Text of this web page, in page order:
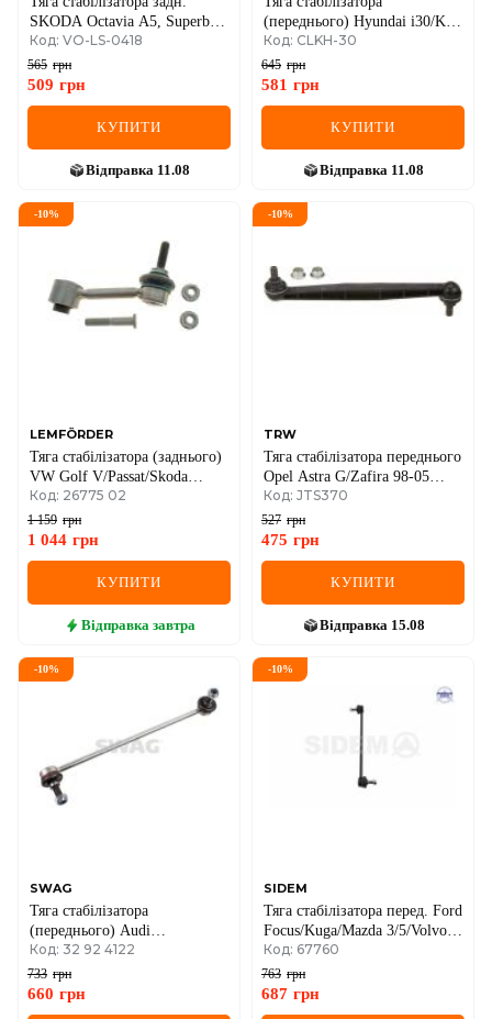
SKODA Octavia A5, Superb /
WV Golf V-VI, Passat 05-,
Tiguan
Код: VO-LS-0418
565 грн
509 грн
КУПИТИ
Відправка 11.08
(переднього) Hyundai i30/Kia
Cee'D 06-12
Код: CLKH-30
645 грн
581 грн
КУПИТИ
Відправка 11.08
-10%
LEMFÖRDER
Тяга стабілізатора (заднього)
VW Golf V/Passat/Skoda
Octavia 03-
Код: 26775 02
1 159 грн
1 044 грн
КУПИТИ
Відправка завтра
-10%
TRW
Тяга стабілізатора переднього
Opel Astra G/Zafira 98-05
(пластик)
Код: JTS370
527 грн
475 грн
КУПИТИ
Відправка 15.08
-10%
SWAG
Тяга стабілізатора
(переднього) Audi
A3/Q3/Skoda
Octavia/SuperB/VW
Caddy/Passat/Tiguan/Touran
Код: 32 92 4122
733 грн
660 грн
-10%
SIDEM
Тяга стабілізатора перед. Ford
Focus/Kuga/Mazda 3/5/Volvo
C30/V50 03-
Код: 67760
763 грн
687 грн